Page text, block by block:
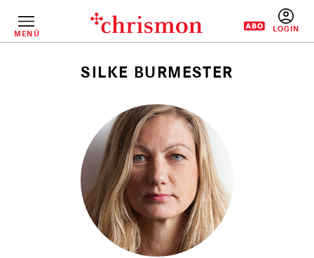
InhaltMENÜ
Pfadnavigation
SILKE BURMESTER